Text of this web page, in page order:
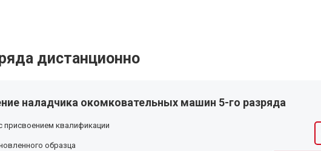
дистанционно
наладчика окомковательных машин 5-го разряда
присвоением квалификации
образца